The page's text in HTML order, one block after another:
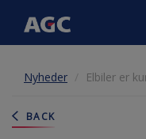
Nyheder Elbiler er
BACK